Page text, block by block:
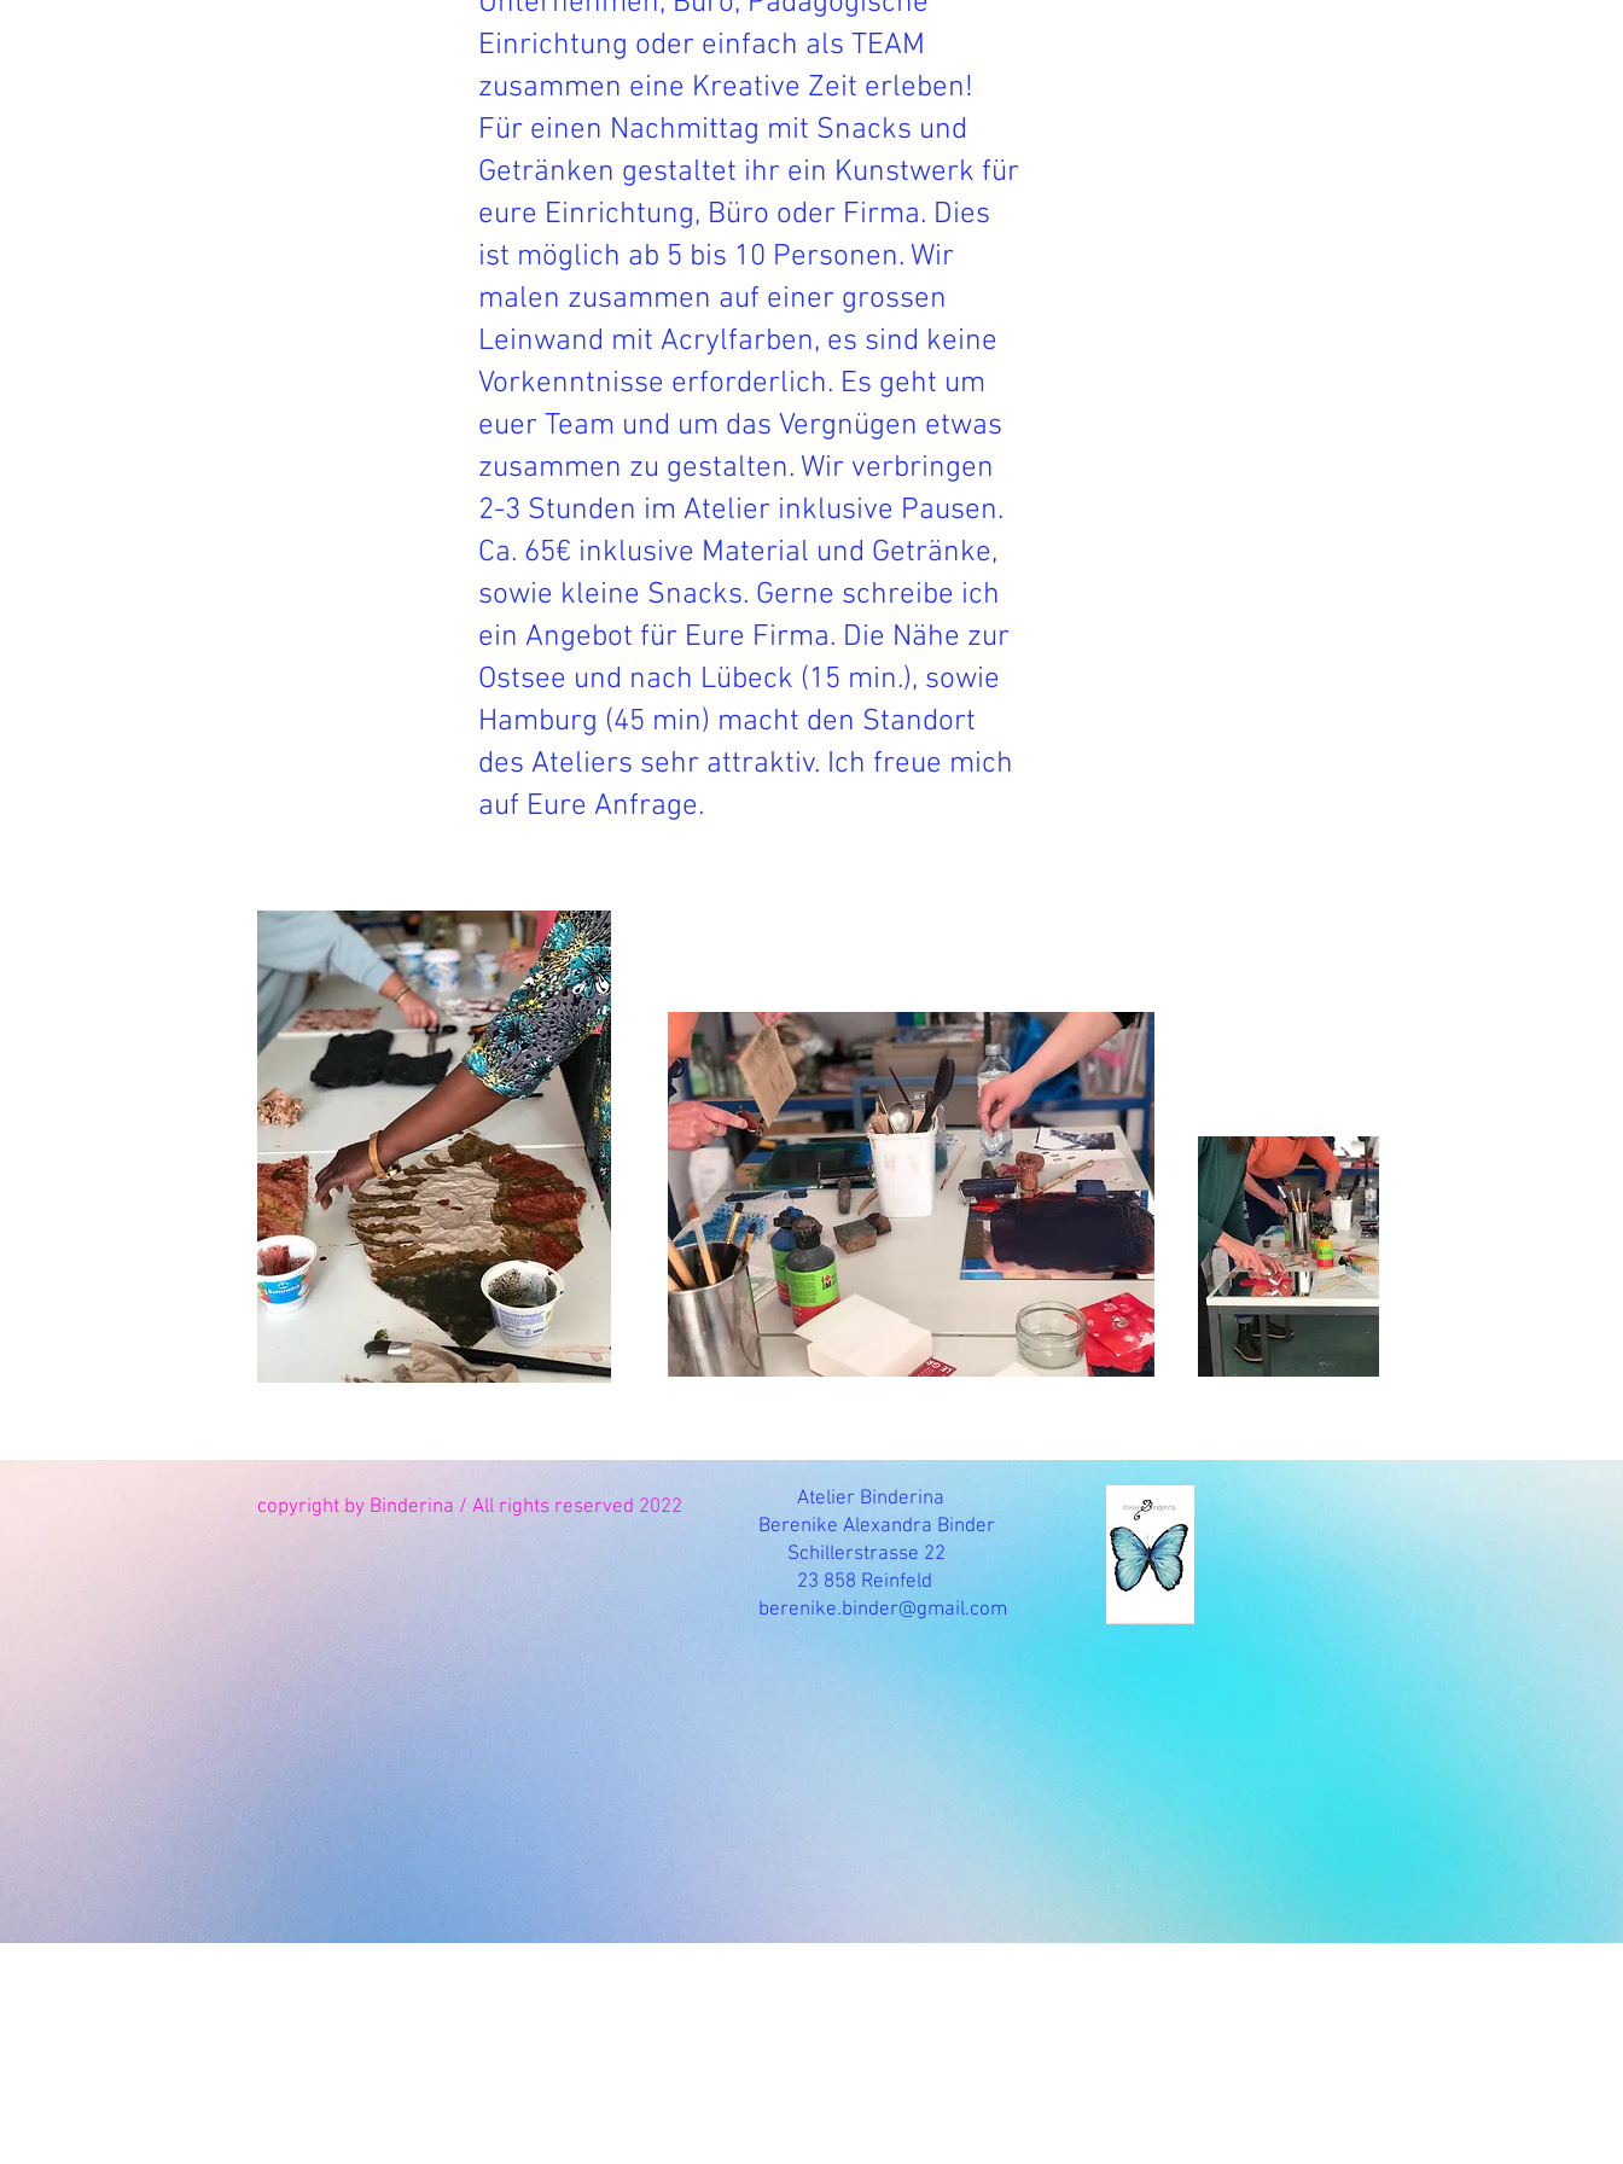
Einrichtung oder einfach als TEAM
zusammen eine Kreative Zeit erleben!
Für einen Nachmittag mit Snacks und
Getränken gestaltet ihr ein Kunstwerk für
eure Einrichtung, Büro oder Firma. Dies
ist möglich ab 5 bis 10 Personen. Wir
malen zusammen auf einer grossen
Leinwand mit Acrylfarben, es sind keine
Vorkenntnisse erforderlich. Es geht um
euer Team und um das Vergnügen etwas
zusammen zu gestalten. Wir verbringen
2-3 Stunden im Atelier inklusive Pausen.
Ca. 65€ inklusive Material und Getränke,
sowie kleine Snacks. Gerne schreibe ich
ein Angebot für Eure Firma. Die Nähe zur
Ostsee und nach Lübeck (15 min.), sowie
Hamburg (45 min) macht den Standort
des Ateliers sehr attraktiv. Ich freue mich
auf Eure Anfrage.
copyright by Binderina / All rights reserved 2022
Atelier Binderina
Berenike Alexandra Binder
Schillerstrasse 22
23 858 Reinfeld
berenike.binder@gmail.com